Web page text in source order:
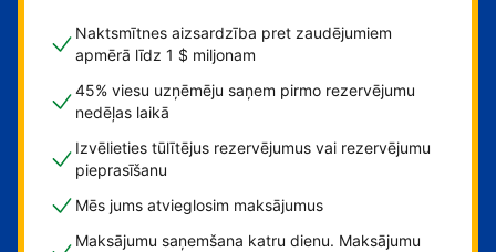
Naktsmītnes aizsardzība pret zaudējumiem
apmērā līdz 1 $ miljonam
45% viesu uzņēmēju saņem pirmo rezervējumu
nedēļas laikā
Izvēlieties tūlītējus rezervējumus vai rezervējumu
pieprasīšanu
Mēs jums atvieglosim maksājumus
Maksājumu saņemšana katru dienu. Maksājumu